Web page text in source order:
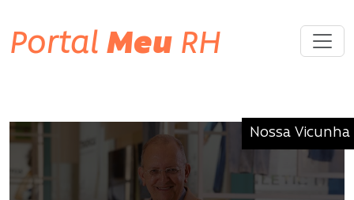
Portal Meu RH
Nossa Vicunha